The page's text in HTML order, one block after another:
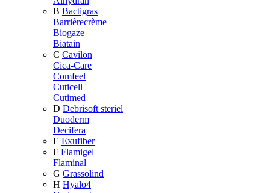
B Bactigras
Barrièrecrème
Biogaze
Biatain
C Cavilon
Cica-Care
Comfeel
Cuticell
Cutimed
D Debrisoft steriel
Duoderm
Decifera
E Exufiber
F Flamigel
Flaminal
G Grassolind
H Hyalo4